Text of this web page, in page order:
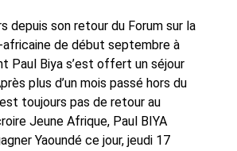
depuis son retour du Forum sur la
de début septembre à
Paul Biya s’est offert un séjour
plus d’un mois passé hors du
toujours pas de retour au
Jeune Afrique, Paul BIYA
Yaoundé ce jour, jeudi 17